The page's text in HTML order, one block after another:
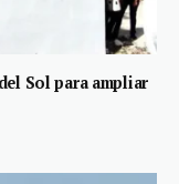
Sol para ampliar